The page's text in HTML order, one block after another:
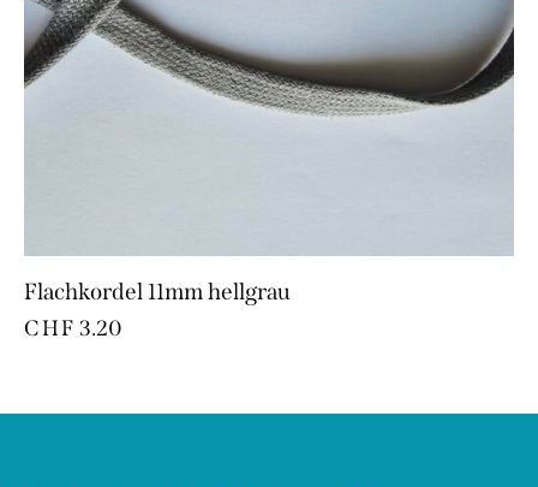
Flachkordel 11mm hellgrau
CHF 3.20